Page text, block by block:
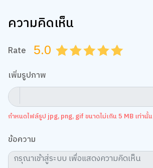
ความคิดเห็น
Rate 5.0 4.5
4.0
3.5
3.0
2.5
2.0
1.5
1.0
0.5
เพิ่มรูปภาพ
กำหนดไฟล์รูป jpg, png, gif ขนาดไม่เกิน 5 MB เท่านั้น
ข้อความ